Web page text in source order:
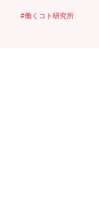
るものだろう。どう
働くコト研究所